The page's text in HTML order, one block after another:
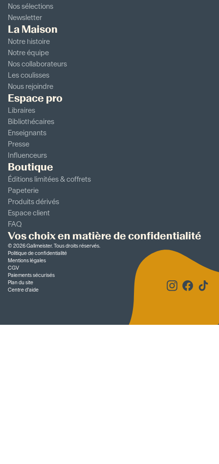
Nos sélections
Newsletter
La Maison
Notre histoire
Notre équipe
Nos collaborateurs
Les coulisses
Nous rejoindre
Espace pro
Libraires
Bibliothécaires
Enseignants
Presse
Influenceurs
Boutique
Éditions limitées & coffrets
Papeterie
Produits dérivés
Espace client
FAQ
Vos choix en matière de confidentialité
© 2026Gallmeister. Tous droits réservés.
Politique de confidentialité
Mentions légales
CGV
Paiements sécurisés
Plan du site
Centre d'aide